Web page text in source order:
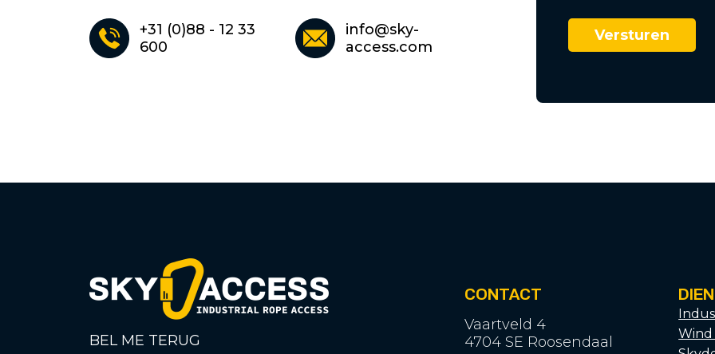
+31 (0)88 - 12 33
600
info@sky-
access.com
BEL ME TERUG
CONTACT
Vaartveld 4
4704 SE Roosendaal